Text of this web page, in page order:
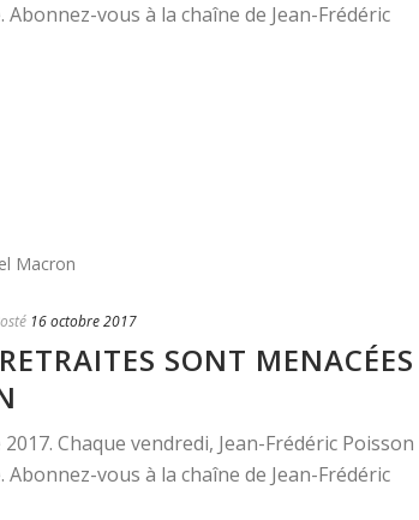
vous à la chaîne de Jean-Frédéric
16 octobre 2017
SONT MENACÉES
Chaque vendredi, Jean-Frédéric Poisson
vous à la chaîne de Jean-Frédéric